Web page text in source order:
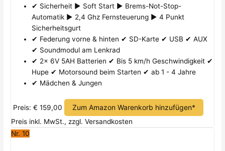
✔ Sicherheit ► Soft Start ► Brems-Not-Stop-
Automatik ► 2,4 Ghz Fernsteuerung ► 4 Punkt
Sicherheitsgurt
✔ Federung vorne & hinten ✔ SD-Karte ✔ USB ✔ AUX
✔ Soundmodul am Lenkrad
✔ 2x 6V 5AH Batterien ✔ Bis 5 km/h Geschwindigkeit ✔
Hupe ✔ Motorsound beim Starten ✔ ab 1 - 4 Jahre
✔ Mädchen & Jungen
Preis: € 159,00 Zum Amazon Warenkorb hinzufügen*
Preis inkl. MwSt., zzgl. Versandkosten
Nr. 10